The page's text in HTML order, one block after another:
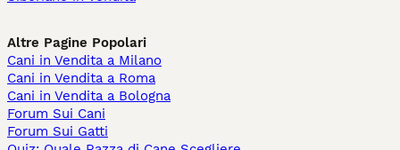
Altre Pagine Popolari
Cani in Vendita a Milano
Cani in Vendita a Roma
Cani in Vendita a Bologna
Forum Sui Cani
Forum Sui Gatti